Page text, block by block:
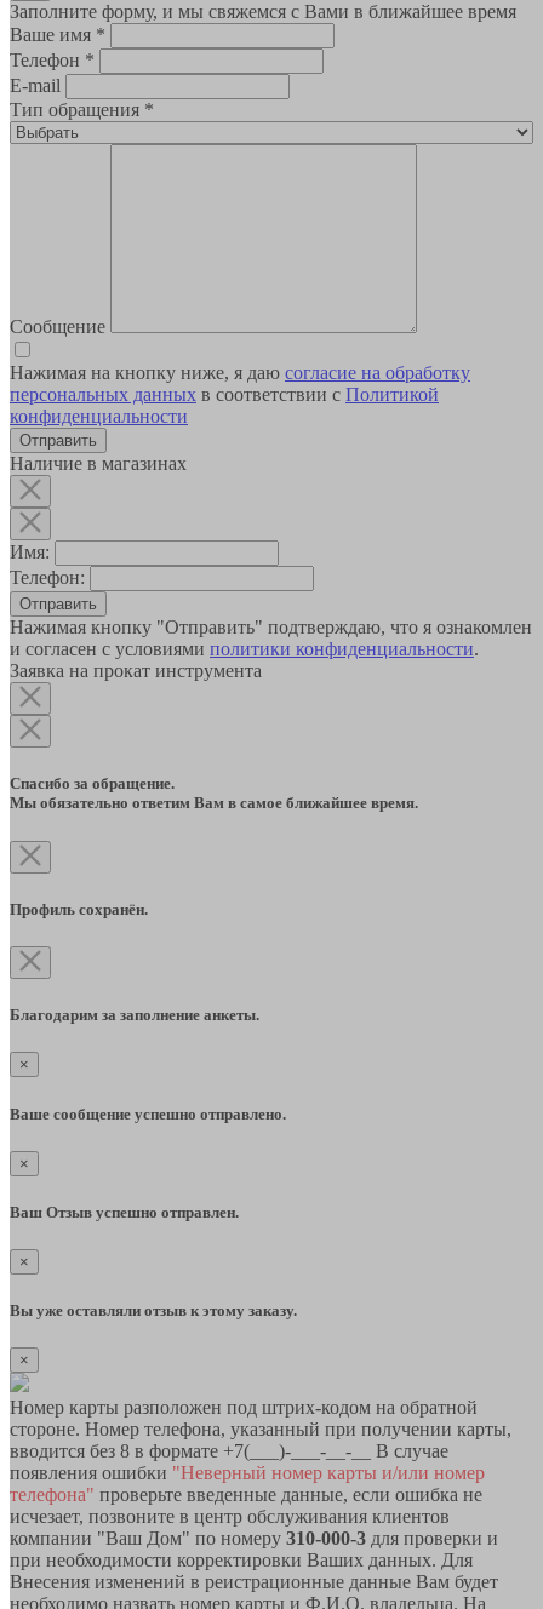
Заполните форму, и мы свяжемся с Вами в ближайшее время
Ваше имя *
Телефон *
E-mail
Тип обращения *
Сообщение
Нажимая на кнопку ниже, я даю согласие на обработку
персональных данных в соответствии с Политикой
конфиденциальности
Наличие в магазинах
Имя:
Телефон:
Отправить
Нажимая кнопку "Отправить" подтверждаю, что я ознакомлен
и согласен с условиями политики конфиденциальности.
Заявка на прокат инструмента
Спасибо за обращение.
Мы обязательно ответим Вам в самое ближайшее время.
Профиль сохранён.
Благодарим за заполнение анкеты.
×
Ваше сообщение успешно отправлено.
×
Ваш Отзыв успешно отправлен.
×
Вы уже оставляли отзыв к этому заказу.
×
Номер карты разположен под штрих-кодом на обратной
стороне. Номер телефона, указанный при получении карты,
вводится без 8 в формате +7(___)-___-__-__ В случае
появления ошибки "Неверный номер карты и/или номер
телефона" проверьте введенные данные, если ошибка не
исчезает, позвоните в центр обслуживания клиентов
компании "Ваш Дом" по номеру 310-000-3 для проверки и
при необходимости корректировки Ваших данных. Для
Внесения изменений в реистрационные данные Вам будет
необходимо назвать номер карты и Ф.И.О. владельца. На